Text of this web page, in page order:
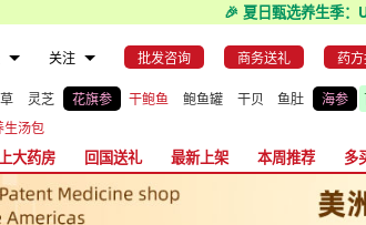
🎉 夏日甄选养生季
关注 批发咨询 商务送礼 药
灵芝 花旗参 干鲍鱼 鲍鱼罐 干贝 鱼肚 海参
生汤包
大药房 回国送礼 最新上架 本周推荐 多